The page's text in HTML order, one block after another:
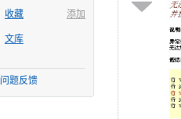
添加
收藏
文库
问题反馈